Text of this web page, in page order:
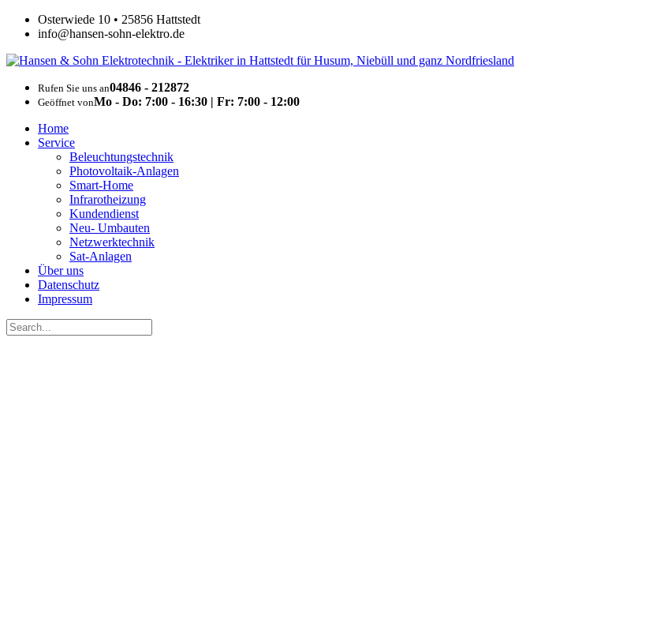
Osterwiede 10 • 25856 Hattstedt
info@hansen-sohn-elektro.de
Rufen Sie uns an04846 - 212872
Geöffnet vonMo - Do: 7:00 - 16:30 | Fr: 7:00 - 12:00
Home
Service
Beleuchtungstechnik
Photovoltaik-Anlagen
Smart-Home
Infrarotheizung
Kundendienst
Neu- Umbauten
Netzwerktechnik
Sat-Anlagen
Über uns
Datenschutz
Impressum